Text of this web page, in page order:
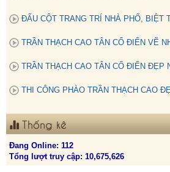
ĐẤU CỘT TRANG TRÍ NHÀ PHỐ, BIỆT
TRẦN THẠCH CAO TÂN CỔ ĐIỂN VẼ
TRẦN THẠCH CAO TÂN CỔ ĐIỂN ĐẸP
THI CÔNG PHÀO TRẦN THẠCH CAO
Thống kê
Đang Online: 112
Tổng lượt truy cập: 10,675,626